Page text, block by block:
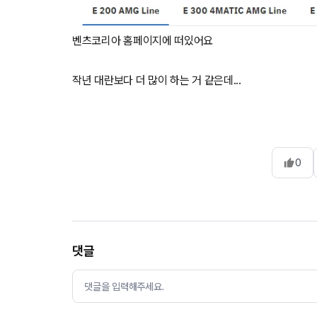
벤츠코리아 홈페이지에 떠있어요
작년 대란보다 더 많이 하는 거 같은데...
0
댓글
댓글을 입력해주세요.